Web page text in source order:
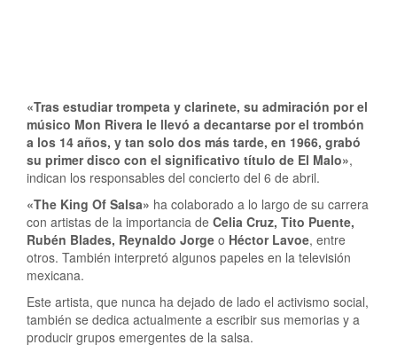
«Tras estudiar trompeta y clarinete, su admiración por el
músico Mon Rivera le llevó a decantarse por el trombón
a los 14 años, y tan solo dos más tarde, en 1966, grabó
su primer disco con el significativo título de El Malo»,
indican los responsables del concierto del 6 de abril.
«The King Of Salsa» ha colaborado a lo largo de su carrera
con artistas de la importancia de Celia Cruz, Tito Puente,
Rubén Blades, Reynaldo Jorge o Héctor Lavoe, entre
otros. También interpretó algunos papeles en la televisión
mexicana.
Este artista, que nunca ha dejado de lado el activismo social,
también se dedica actualmente a escribir sus memorias y a
producir grupos emergentes de la salsa.